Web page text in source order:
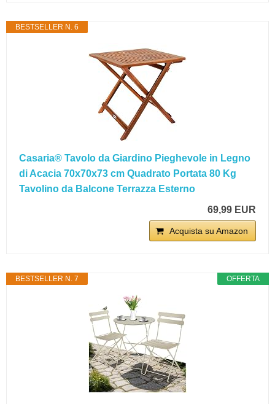
BESTSELLER N. 6
Casaria® Tavolo da Giardino Pieghevole in Legno
di Acacia 70x70x73 cm Quadrato Portata 80 Kg
Tavolino da Balcone Terrazza Esterno
69,99 EUR
Acquista su Amazon
OFFERTA
BESTSELLER N. 7